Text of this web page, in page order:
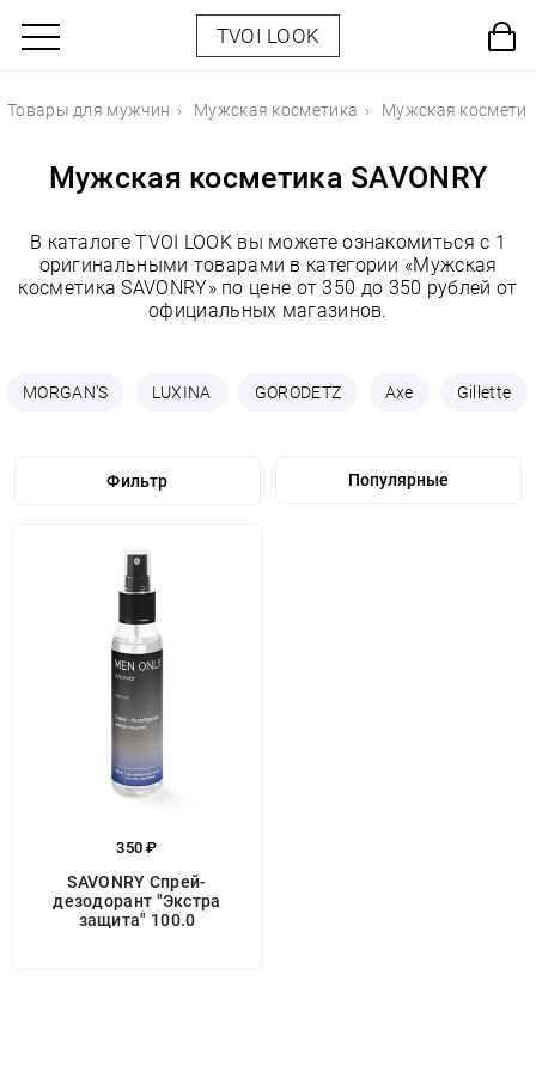
TVOI LOOK
Товары для мужчин Мужская косметика Мужская
Мужская косметика SAVONRY
В каталоге TVOI LOOK вы можете ознакомиться с 1
оригинальными товарами в категории «Мужская
косметика SAVONRY» по цене от 350 до 350 рублей от
официальных магазинов.
MORGAN'S LUXINA GORODETZ Axe Gillette
Фильтр
350 ₽
SAVONRY Спрей-
дезодорант "Экстра
защита" 100.0